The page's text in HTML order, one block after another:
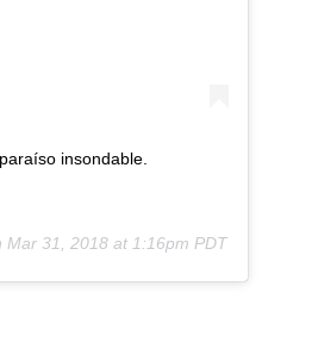
insondable.
Mar 31, 2018 at 1:16pm PDT